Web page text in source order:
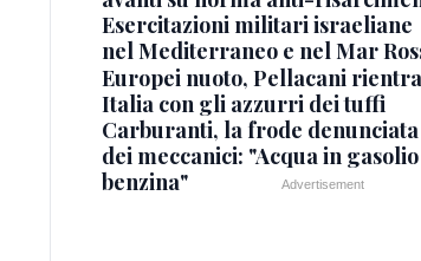
Esercitazioni militari israeliane
nel Mediterraneo e nel Mar
Europei nuoto, Pellacani
Italia con gli azzurri dei tuffi
Carburanti, la frode denunciata
dei meccanici: "Acqua in gasolio
benzina"